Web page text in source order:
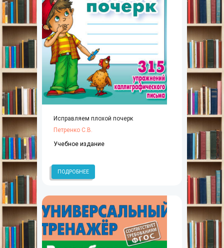
Исправляем плохой почерк
Петренко С.В.
Учебное издание
ПОДРОБНЕЕ